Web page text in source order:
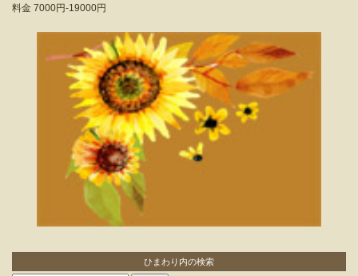
料金 7000円-19000円
ひまわり内の検索